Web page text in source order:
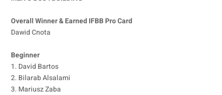
Overall Winner & Earned IFBB Pro Card
Dawid Cnota
Beginner
1. David Bartos
2. Bilarab Alsalami
3. Mariusz Zaba